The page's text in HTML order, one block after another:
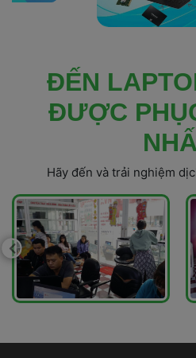
ĐẾN
ĐƯỢC
Hãy đến và trải nghiệm